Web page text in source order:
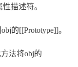
描述符。
的[[Prototype]]。
方法将obj的